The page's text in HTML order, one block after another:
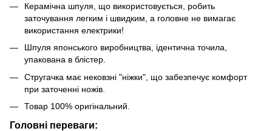
Керамічна шпуля, що використовується, робить
заточування легким і швидким, а головне не вимагає
використання електрики!
Шпуля японського виробництва, ідентична точила,
упакована в блістер.
Стругачка має нековзні "ніжки", що забезпечує комфорт
при заточенні ножів.
Товар 100% оригінальний.
Головні переваги: